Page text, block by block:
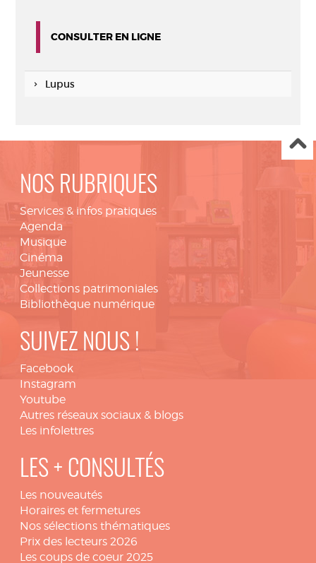
CONSULTER EN LIGNE
Lupus
NOS RUBRIQUES
Services & infos pratiques
Agenda
Musique
Cinéma
Jeunesse
Collections patrimoniales
Bibliothèque numérique
SUIVEZ NOUS !
Facebook
Instagram
Youtube
Autres réseaux sociaux & blogs
Les infolettres
LES + CONSULTÉS
Les nouveautés
Horaires et fermetures
Nos sélections thématiques
Prix des lecteurs 2026
Les coups de coeur 2025